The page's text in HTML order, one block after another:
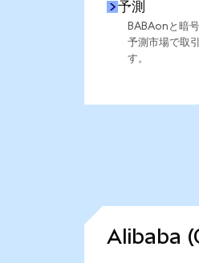
予測
BABAonと暗
予測市場で取
す。
Alibaba